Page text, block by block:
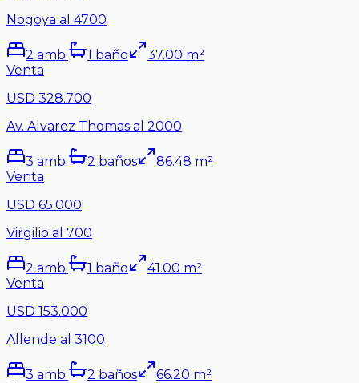
Nogoya al 4700
2 amb. 1 baño 37.00 m²
Venta
USD 328.700
Av. Alvarez Thomas al 2000
3 amb. 2 baños 86.48 m²
Venta
USD 65.000
Virgilio al 700
2 amb. 1 baño 41.00 m²
Venta
USD 153.000
Allende al 3100
3 amb. 2 baños 66.20 m²